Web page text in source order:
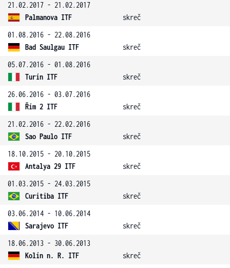
21.02.2017 - 21.02.2017
Palmanova ITF
skreč
01.08.2016 - 22.08.2016
Bad Saulgau ITF
skreč
05.07.2016 - 01.08.2016
Turín ITF
skreč
26.06.2016 - 03.07.2016
Řím 2 ITF
skreč
21.02.2016 - 22.02.2016
Sao Paulo ITF
skreč
18.10.2015 - 20.10.2015
Antalya 29 ITF
skreč
01.03.2015 - 24.03.2015
Curitiba ITF
skreč
03.06.2014 - 10.06.2014
Sarajevo ITF
skreč
18.06.2013 - 30.06.2013
Kolín n. R. ITF
skreč